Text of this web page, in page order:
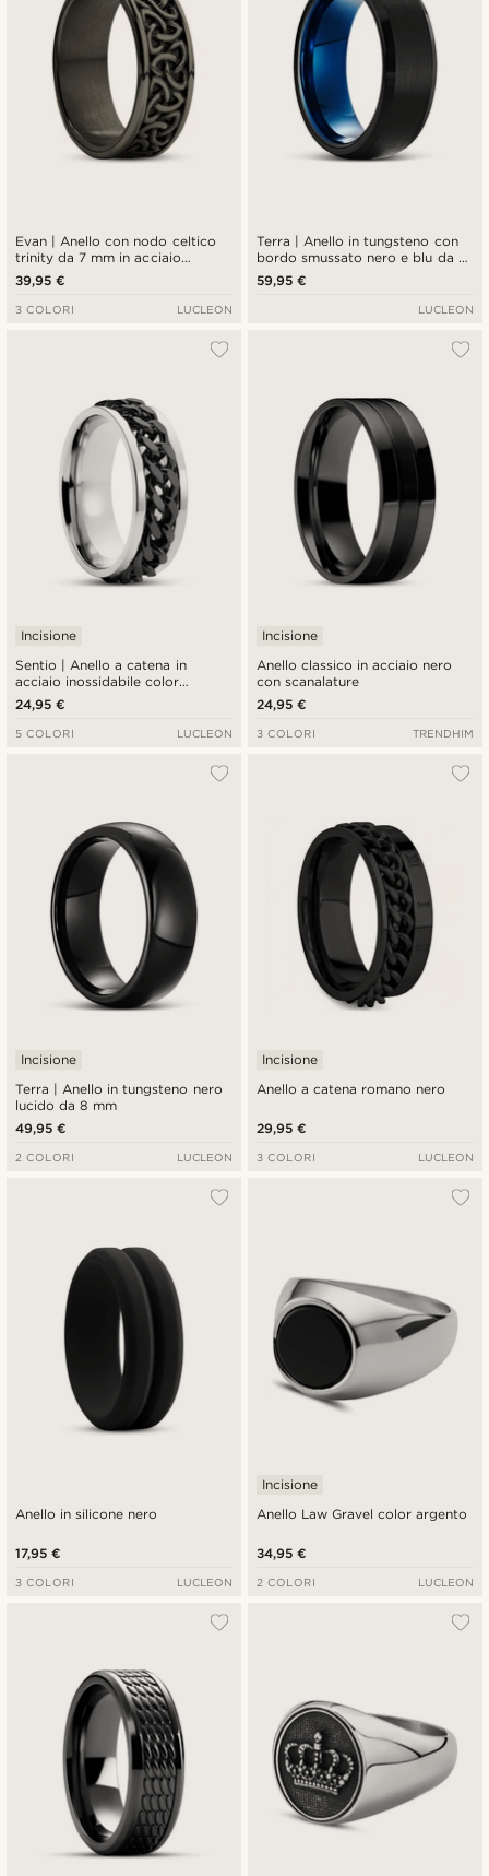
Evan | Anello con nodo celtico
trinity da 7 mm in acciaio
inossidabile nero
39,95 €
3 COLORI LUCLEON
Terra | Anello in tungsteno con
bordo smussato nero e blu da 8
mm
59,95 €
LUCLEON
Sentio | Anello a catena in
acciaio inossidabile color
argento e nero
Incisione
24,95 €
5 COLORI LUCLEON
Anello classico in acciaio nero
con scanalature
Incisione
24,95 €
3 COLORI TRENDHIM
Terra | Anello in tungsteno nero
lucido da 8 mm
Incisione
49,95 €
2 COLORI LUCLEON
Anello a catena romano nero
Incisione
29,95 €
3 COLORI LUCLEON
Anello in silicone nero
17,95 €
3 COLORI LUCLEON
Anello Law Gravel color argento
Incisione
34,95 €
2 COLORI LUCLEON